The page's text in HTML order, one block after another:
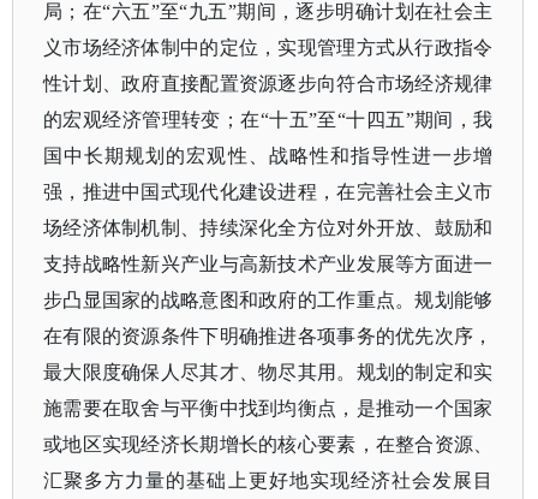
局；在“六五”至“九五”期间，逐步明确计划在社会主
义市场经济体制中的定位，实现管理方式从行政指令
性计划、政府直接配置资源逐步向符合市场经济规律
的宏观经济管理转变；在“十五”至“十四五”期间，我
国中长期规划的宏观性、战略性和指导性进一步增
强，推进中国式现代化建设进程，在完善社会主义市
场经济体制机制、持续深化全方位对外开放、鼓励和
支持战略性新兴产业与高新技术产业发展等方面进一
步凸显国家的战略意图和政府的工作重点。规划能够
在有限的资源条件下明确推进各项事务的优先次序，
最大限度确保人尽其才、物尽其用。规划的制定和实
施需要在取舍与平衡中找到均衡点，是推动一个国家
或地区实现经济长期增长的核心要素，在整合资源、
汇聚多方力量的基础上更好地实现经济社会发展目